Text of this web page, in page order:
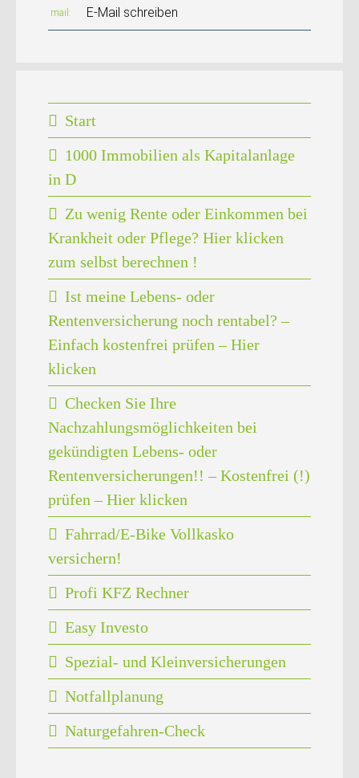
mail E-Mail schreiben
Start
1000 Immobilien als Kapitalanlage
in D
Zu wenig Rente oder Einkommen bei
Krankheit oder Pflege? Hier klicken
zum selbst berechnen !
Ist meine Lebens- oder
Rentenversicherung noch rentabel? –
Einfach kostenfrei prüfen – Hier
klicken
Checken Sie Ihre
Nachzahlungsmöglichkeiten bei
gekündigten Lebens- oder
Rentenversicherungen!! – Kostenfrei (!)
prüfen – Hier klicken
Fahrrad/E-Bike Vollkasko
versichern!
Profi KFZ Rechner
Easy Investo
Spezial- und Kleinversicherungen
Notfallplanung
Naturgefahren-Check